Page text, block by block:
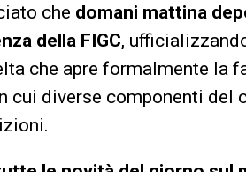
che domani mattina
della FIGC,
che apre formalmente la
cui diverse componenti del